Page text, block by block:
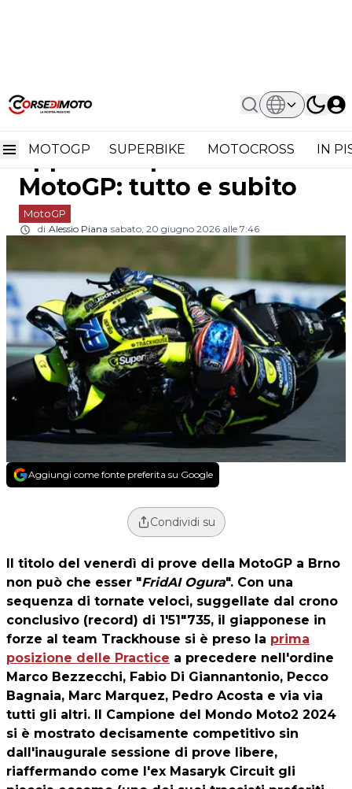
MOTOGP SUPERBIKE MOTOCROSS IN
Home MotoGP
Ai Ogura Cambia Approccio Per
Ai Ogura cambia
approccio per vincere in
MotoGP: tutto e subito
MotoGP
di Alessio Piana sabato, 20 giugno 2026 alle 7:46
Aggiungi come fonte preferita su Google
Condividi su
Il titolo del venerdì di prove della MotoGP a Brno
non può che esser "FridAI Ogura". Con una
sequenza di tornate veloci, suggellate dal crono
conclusivo (record) di 1'51"735, il giapponese in
forze al team Trackhouse si è preso la prima
posizione delle Practice a precedere nell'ordine
Marco Bezzecchi, Fabio Di Giannantonio, Pecco
Bagnaia, Marc Marquez, Pedro Acosta e via via
tutti gli altri. Il Campione del Mondo Moto2 2024
si è mostrato decisamente competitivo sin
dall'inaugurale sessione di prove libere,
riaffermando come l'ex Masaryk Circuit gli